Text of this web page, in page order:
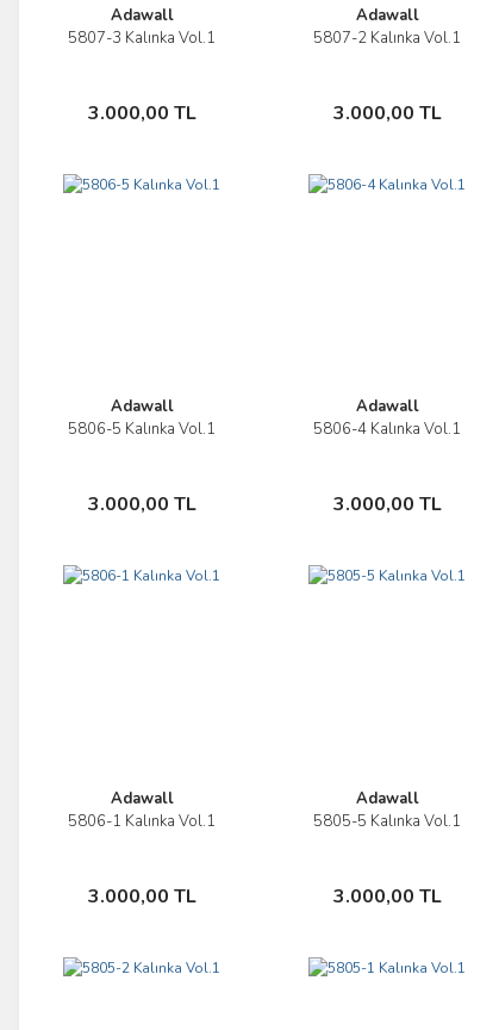
Adawall
5807-3 Kalınka Vol.1
3.000,00 TL
İncele
Sepete Ekle
Adawall
5807-2 Kalınka Vol.1
3.000,00 TL
İncele
Sepete Ekle
Adawall
5806-5 Kalınka Vol.1
3.000,00 TL
İncele
Sepete Ekle
Adawall
5806-4 Kalınka Vol.1
3.000,00 TL
İncele
Sepete Ekle
Adawall
5806-1 Kalınka Vol.1
3.000,00 TL
İncele
Sepete Ekle
Adawall
5805-5 Kalınka Vol.1
3.000,00 TL
İncele
Sepete Ekle